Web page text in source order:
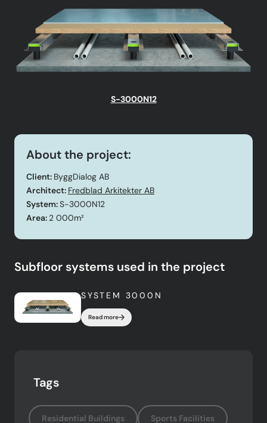
S-3000N12
About the project:
Client: ByggDialog AB
Architect: Fredblad Arkitekter AB
System:S-3000N12
Area: 2 000m²
Subfloor systems used in the project
SYSTEM 3000N
Read more
Tags
Residential Buildings Sports Facilities